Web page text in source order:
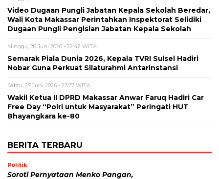
Video Dugaan Pungli Jabatan Kepala Sekolah Beredar,
Wali Kota Makassar Perintahkan Inspektorat Selidiki
Dugaan Pungli Pengisian Jabatan Kepala Sekolah
Minggu, 28 Juni 2026 - 22:42 WITA
Semarak Piala Dunia 2026, Kepala TVRI Sulsel Hadiri
Nobar Guna Perkuat Silaturahmi Antarinstansi
Sabtu, 27 Juni 2026 - 23:27 WITA
Wakil Ketua II DPRD Makassar Anwar Faruq Hadiri Car
Free Day “Polri untuk Masyarakat” Peringati HUT
Bhayangkara ke-80
BERITA TERBARU
Politik
Soroti Pernyataan Menko Pangan,